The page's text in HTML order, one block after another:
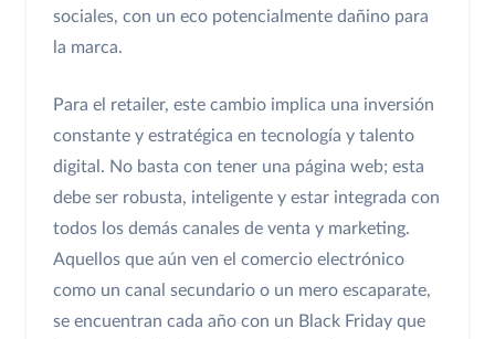
sociales, con un eco potencialmente dañino para
la marca.
Para el retailer, este cambio implica una inversión
constante y estratégica en tecnología y talento
digital. No basta con tener una página web; esta
debe ser robusta, inteligente y estar integrada con
todos los demás canales de venta y marketing.
Aquellos que aún ven el comercio electrónico
como un canal secundario o un mero escaparate,
se encuentran cada año con un Black Friday que